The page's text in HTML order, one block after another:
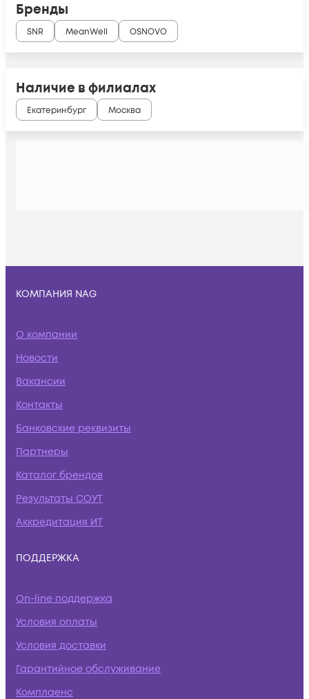
Бренды
SNR MeanWell OSNOVO
Наличие в филиалах
Екатеринбург Москва
КОМПАНИЯ NAG
О компании
Новости
Вакансии
Контакты
Банковские реквизиты
Партнеры
Каталог брендов
Результаты СОУТ
Аккредитация ИТ
ПОДДЕРЖКА
On-line поддержка
Условия оплаты
Условия доставки
Гарантийное обслуживание
Комплаенс